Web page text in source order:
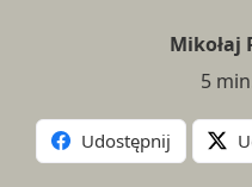
Mikołaj
5
Udostępnij